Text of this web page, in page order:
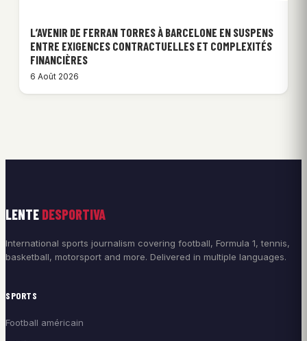
L’AVENIR DE FERRAN TORRES À BARCELONE EN SUSPENS
ENTRE EXIGENCES CONTRACTUELLES ET COMPLEXITÉS
FINANCIÈRES
6 Août 2026
LENTE DESPORTIVA
International sports journalism covering football, Formula 1, tennis,
basketball, motorsport and more. Delivered in multiple languages.
SPORTS
Football américain